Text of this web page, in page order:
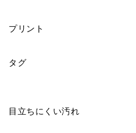
プリント
タグ
目立ちにくい汚れ